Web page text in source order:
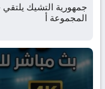
جمهورية التشيك يلتقي
المجموعة أ